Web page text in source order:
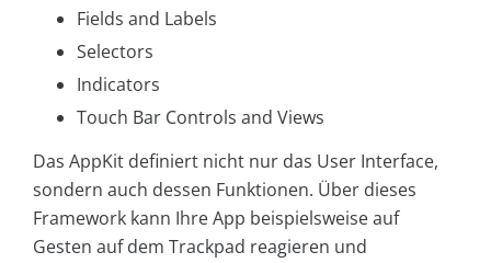
Fields and Labels
Selectors
Indicators
Touch Bar Controls and Views
Das AppKit definiert nicht nur das User Interface,
sondern auch dessen Funktionen. Über dieses
Framework kann Ihre App beispielsweise auf
Gesten auf dem Trackpad reagieren und